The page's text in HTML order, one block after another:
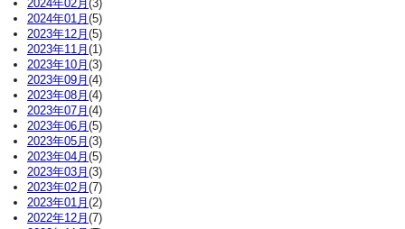
2024年02月 (3)
2024年01月 (5)
2023年12月 (5)
2023年11月 (1)
2023年10月 (3)
2023年09月 (4)
2023年08月 (4)
2023年07月 (4)
2023年06月 (5)
2023年05月 (3)
2023年04月 (5)
2023年03月 (3)
2023年02月 (7)
2023年01月 (2)
2022年12月 (7)